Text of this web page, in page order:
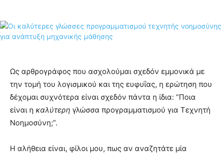
Ως αρθρογράφος που ασχολούμαι σχεδόν εμμονικά με
την τομή του λογισμικού και της ευφυΐας, η ερώτηση που
δέχομαι συχνότερα είναι σχεδόν πάντα η ίδια: “Ποια
είναι η καλύτερη γλώσσα προγραμματισμού για Τεχνητή
Νοημοσύνη;”.
Η αλήθεια είναι, φίλοι μου, πως αν αναζητάτε μία